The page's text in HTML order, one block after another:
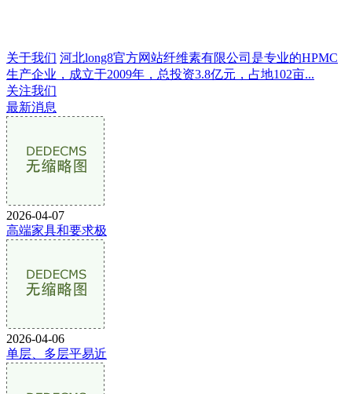
关于我们 河北long8官方网站纤维素有限公司是专业的HPMC
生产企业，成立于2009年，总投资3.8亿元，占地102亩...
关注我们
最新消息
2026-04-07
高端家具和要求极
2026-04-06
单层、多层平易近